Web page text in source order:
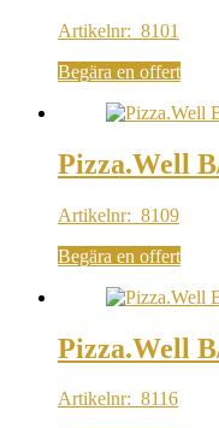
Artikelnr: 8101
Begära en offert
Pizza.Well
Artikelnr: 8109
Begära en offert
Pizza.Well
Artikelnr: 8116